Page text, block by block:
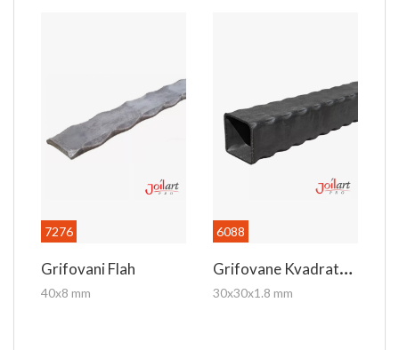
7276
Grifovani Flah
40x8 mm
6088
G
Rifovane Kvadratne Kutije
30x30x1.8 mm